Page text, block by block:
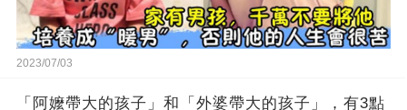
2023/07/03
「阿嬤帶大的孩子」和「外婆帶大的孩子」，有3點